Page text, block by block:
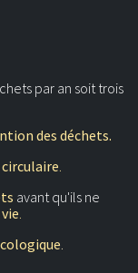
par an soit trois
des déchets.
.
avant qu'ils ne
.
.